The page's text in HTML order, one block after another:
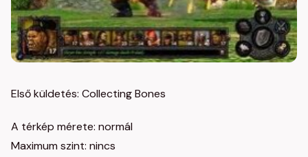
Első küldetés: Collecting Bones
A térkép mérete: normál
Maximum szint: nincs